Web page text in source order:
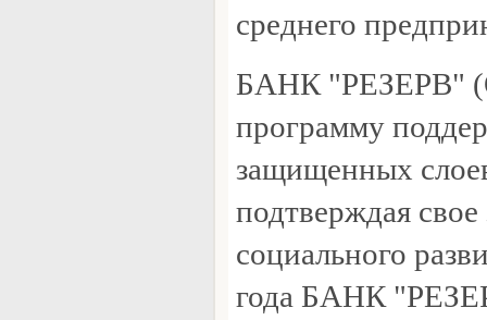
среднего
БАНК "РЕЗЕРВ"
программу
защищенных
подтверждая свое
социального
года БАНК